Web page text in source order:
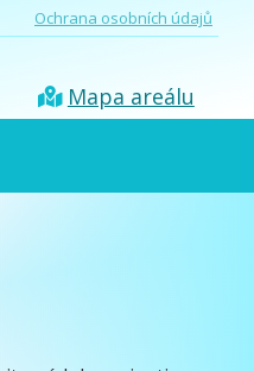
Ochrana osobních údajů
Mapa areálu